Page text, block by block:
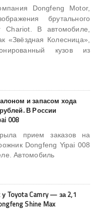
Dongfeng Motor,
брутального
Chariot. В автомобиле,
«Звёздная Колесница»,
кузов из
и запасом хода
В России
008
прием заказов на
Dongfeng Yipai 008
Автомобиль
Toyota Camry — за 2,1
Shine Max